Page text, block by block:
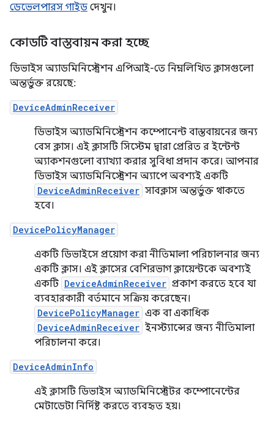
ডেভেলপারস গাইড দেখুন।
কোডটি বাস্তবায়ন করা হচ্ছে
ডিভাইস অ্যাডমিনিস্ট্রেশন এপিআই-তে নিম্নলিখিত ক্লাসগুলো
অন্তর্ভুক্ত রয়েছে:
DeviceAdminReceiver
ডিভাইস অ্যাডমিনিস্ট্রেশন কম্পোনেন্ট বাস্তবায়নের জন্য
বেস ক্লাস। এই ক্লাসটি সিস্টেম দ্বারা প্রেরিত র ইন্টেন্ট
অ্যাকশনগুলো ব্যাখ্যা করার সুবিধা প্রদান করে। আপনার
ডিভাইস অ্যাডমিনিস্ট্রেশন অ্যাপে অবশ্যই একটি
DeviceAdminReceiver সাবক্লাস অন্তর্ভুক্ত থাকতে
হবে।
DevicePolicyManager
একটি ডিভাইসে প্রয়োগ করা নীতিমালা পরিচালনার জন্য
একটি ক্লাস। এই ক্লাসের বেশিরভাগ ক্লায়েন্টকে অবশ্যই
একটি DeviceAdminReceiver প্রকাশ করতে হবে যা
ব্যবহারকারী বর্তমানে সক্রিয় করেছেন।
DevicePolicyManager এক বা একাধিক
DeviceAdminReceiver ইনস্ট্যান্সের জন্য নীতিমালা
পরিচালনা করে।
DeviceAdminInfo
এই ক্লাসটি ডিভাইস অ্যাডমিনিস্ট্রেটর কম্পোনেন্টের
মেটাডেটা নির্দিষ্ট করতে ব্যবহৃত হয়।